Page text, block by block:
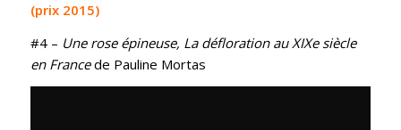
(prix 2015)
#4 – Une rose épineuse, La défloration au XIXe siècle
en Francede Pauline Mortas